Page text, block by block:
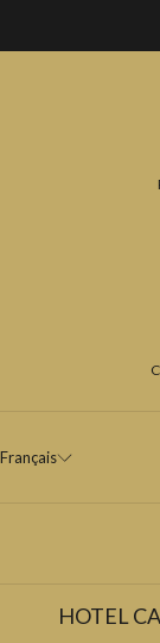
Français
HOTEL